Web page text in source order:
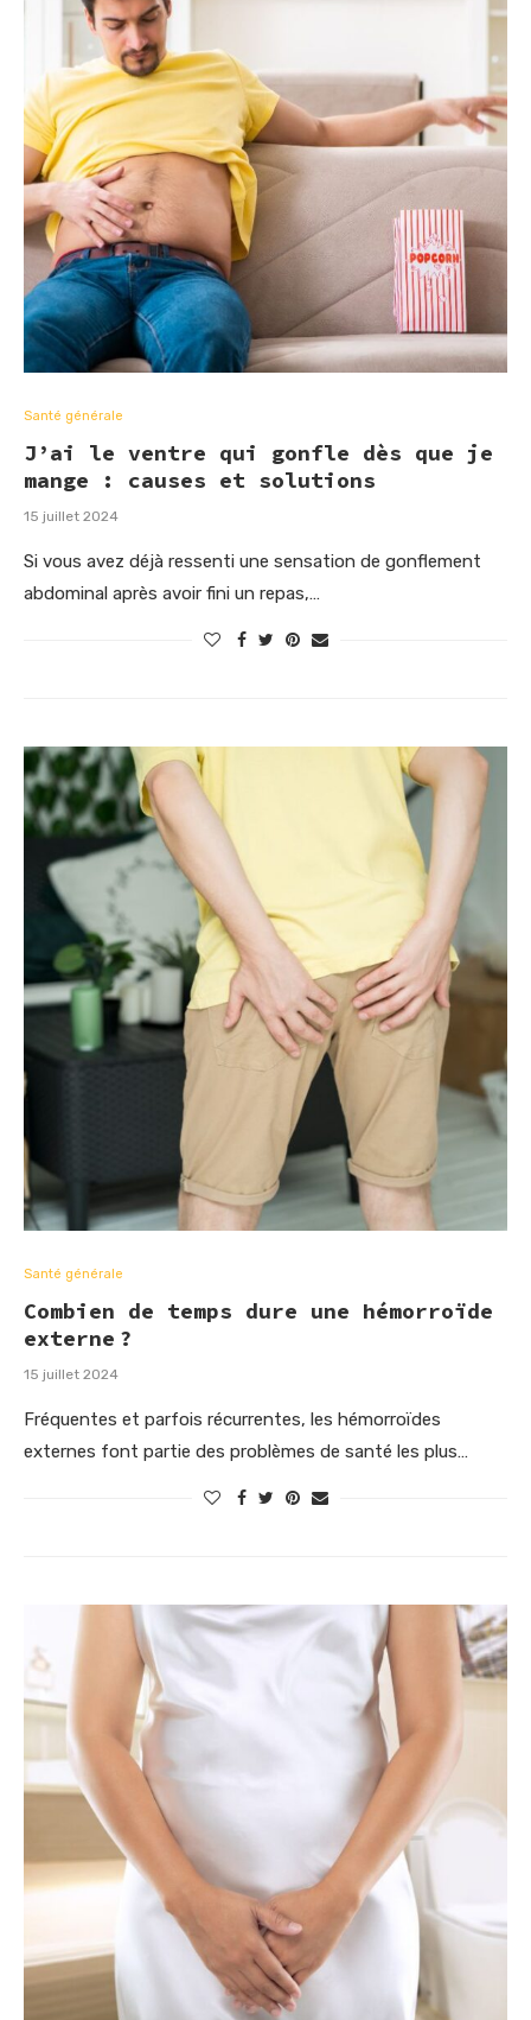
Santé générale
J’ai le ventre qui gonfle dès que je
mange : causes et solutions
15 juillet 2024
Si vous avez déjà ressenti une sensation de gonflement
abdominal après avoir fini un repas,…
Santé générale
Combien de temps dure une hémorroïde
externe ?
15 juillet 2024
Fréquentes et parfois récurrentes, les hémorroïdes
externes font partie des problèmes de santé les plus…